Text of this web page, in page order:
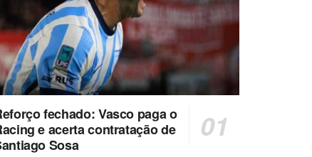
fechado: Vasco paga o
e acerta contratação de
Sosa